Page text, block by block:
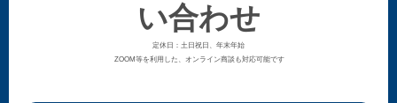
い合わせ
定休日：土日祝日、年末年始
ZOOM等を利用した、オンライン商談も対応可能です